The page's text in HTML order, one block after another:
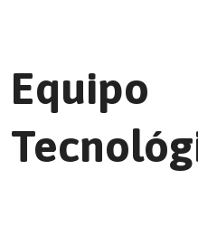
Equipo